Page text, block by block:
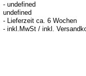
- undefined
undefined
- Lieferzeit ca. 6 Wochen
- inkl.MwSt / inkl.